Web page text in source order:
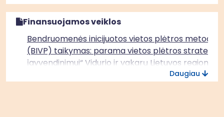
Finansuojamos veiklos
Bendruomenės inicijuotos vietos plėtros metodo
(BIVP) taikymas: parama vietos plėtros strategijų
įgyvendinimui“ Vidurio ir vakarų Lietuvos regione
Daugiau